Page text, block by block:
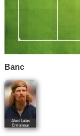
Banc
Alexi Lalas
Entraineur